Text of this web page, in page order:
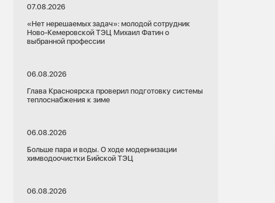
07.08.2026
«Нет нерешаемых задач»: молодой сотрудник
Ново-Кемеровской ТЭЦ Михаил Фатин о
выбранной профессии
06.08.2026
Глава Красноярска проверил подготовку системы
теплоснабжения к зиме
06.08.2026
Больше пара и воды. О ходе модернизации
химводоочистки Бийской ТЭЦ
06.08.2026